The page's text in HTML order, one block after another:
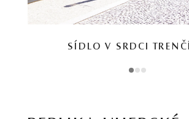
SÍDLO V SRDCI
1 2 3